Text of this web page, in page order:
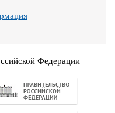
Федерации